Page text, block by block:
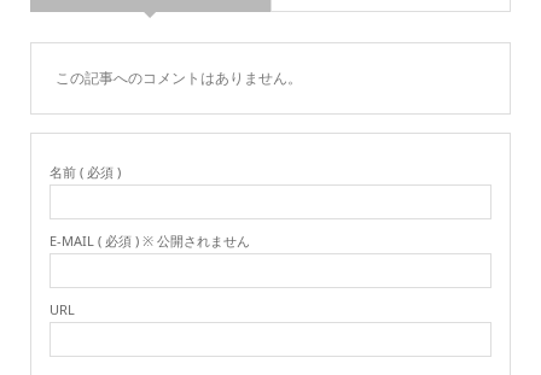
この記事へのコメントはありません。
名前 ( 必須 )
E-MAIL ( 必須 ) ※ 公開されません
URL